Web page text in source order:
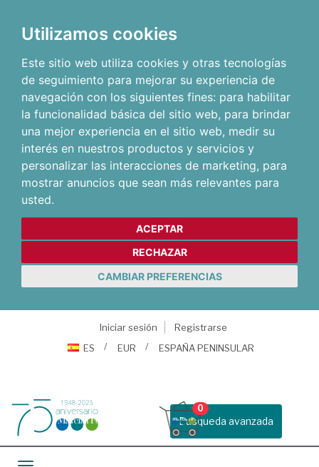
Utilizamos cookies
Este sitio web utiliza cookies y otras tecnologías
de seguimiento para mejorar su experiencia de
navegación con los siguientes fines: para habilitar
la funcionalidad básica del sitio web, para brindar
una mejor experiencia en el sitio web, medir su
interés en nuestros productos y servicios y
personalizar las interacciones de marketing, para
mostrar anuncios que sean más relevantes para
usted.
ACEPTAR
RECHAZAR
CAMBIAR PREFERENCIAS
Iniciar sesión
Registrarse
ES
EUR ESPAÑA PENINSULAR
Busqueda avanzada
0